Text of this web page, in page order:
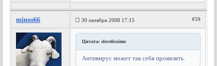
minos66 30 октября 2008 17:15 #59
Цитата: slovelissimo
Антивирус может так себя проявлять.